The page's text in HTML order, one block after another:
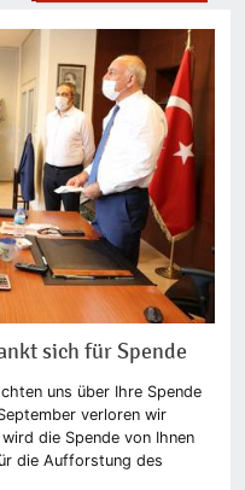
sich für Spende
uns über Ihre Spende
verloren wir
die Spende von Ihnen
die Aufforstung des